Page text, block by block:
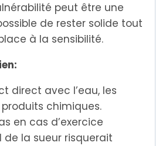
peut être une
de rester solide tout
à la sensibilité.
direct avec l’eau, les
chimiques.
en cas d’exercice
de la sueur risquerait